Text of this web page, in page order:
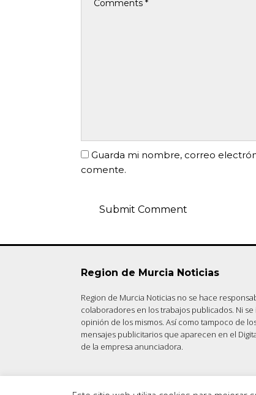
Guarda mi nombre, correo
comente.
Region de Murcia Noticias
Region de Murcia Noticias no se hace
colaboradores en los trabajos publicados. Ni
opinión de los mismos. Así como tampoco de
mensajes publicitarios que aparecen en el
de la empresa anunciadora.